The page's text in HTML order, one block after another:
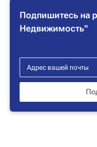
Подпишитесь на
Недвижимость"